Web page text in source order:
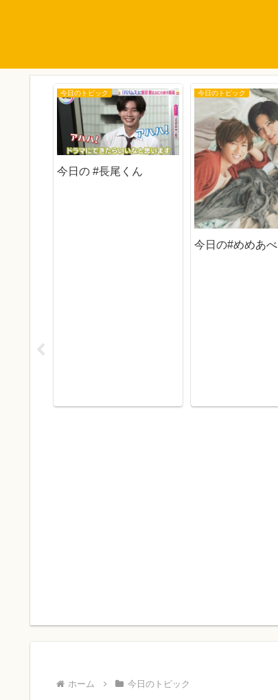
今日のトピック
今日の #長尾くん
今日のトピック
今日の#めめあべ
ホーム 今日のトピック